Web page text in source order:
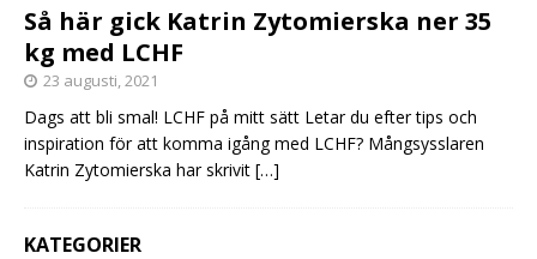
Så här gick Katrin Zytomierska ner 35
kg med LCHF
23 augusti, 2021
Dags att bli smal! LCHF på mitt sätt Letar du efter tips och
inspiration för att komma igång med LCHF? Mångsysslaren
Katrin Zytomierska har skrivit […]
KATEGORIER